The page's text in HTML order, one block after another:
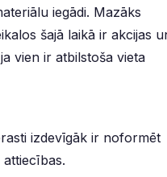
iegādi. Mazāks
šajā laikā ir akcijas
vien ir atbilstoša vieta
izdevīgāk ir noformēt